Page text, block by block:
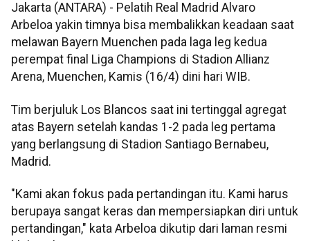
Jakarta (ANTARA) - Pelatih Real Madrid Alvaro
Arbeloa yakin timnya bisa membalikkan keadaan saat
melawan Bayern Muenchen pada laga leg kedua
perempat final Liga Champions di Stadion Allianz
Arena, Muenchen, Kamis (16/4) dini hari WIB.
Tim berjuluk Los Blancos saat ini tertinggal agregat
atas Bayern setelah kandas 1-2 pada leg pertama
yang berlangsung di Stadion Santiago Bernabeu,
Madrid.
"Kami akan fokus pada pertandingan itu. Kami harus
berupaya sangat keras dan mempersiapkan diri untuk
pertandingan," kata Arbeloa dikutip dari laman resmi